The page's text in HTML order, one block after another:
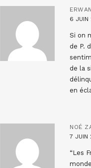
ERWAN
6 JUIN
Si on
de P.
de la
en
NOÉ
7 JUIN
“Les